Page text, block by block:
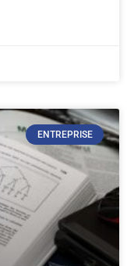
ENTREPRISE